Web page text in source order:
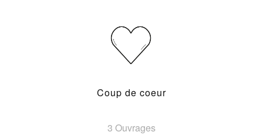
Coup de coeur
3 Ouvrages